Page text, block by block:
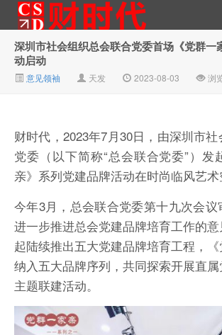
财时代｜新金融总裁圈、财
经、科技、公司、金融、互
深圳市社会组织总会联合党委首场《党群一
动启动
意见领袖 天发 2023-08-03 浏
财时代，2023年7月30日，由深圳市
党委（以下简称“总会联合党委”）发
亲》系列党建品牌活动在时尚临风艺术
今年3月，总会联合党委第十九次会
进一步推进总会党建品牌培育工作的
起陆续推出五大党建品牌培育工程，
纳入五大品牌序列，共同探索开展直
主题联建活动。